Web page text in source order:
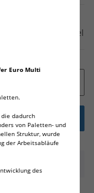
Euro Multi
dadurch
von Paletten- und
Struktur, wurde
der Arbeitsabläufe
des
Frage zum Artikel